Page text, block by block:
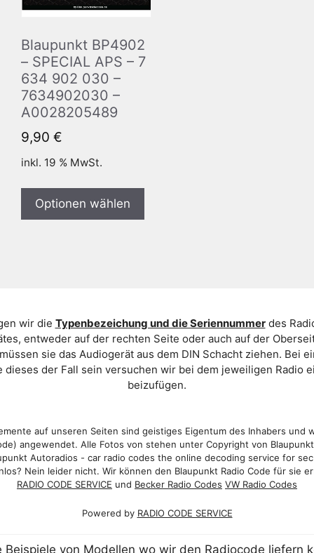
Blaupunkt BP4902
– SPECIAL APS – 7
634 902 030 –
7634902030 –
A0028205489
9,90 €
inkl. 19 % MwSt.
Optionen wählen
wir die Typenbezeichung und die Seriennummerdes
entweder auf der rechten Seite oder auch auf der
sie das Audiogerät aus dem DIN Schacht ziehen. Bei
der Fall sein versuchen wir bei dem jeweiligen Radio
beizufügen.
auf unseren Seiten sind geistiges Eigentum des Inhabers und
angewendet. Alle Fotos von stehen unter Copyright von
Autoradios - car radio codes the online decoding service for
Nein leider nicht. Wir können den Blaupunkt Radio Code für sie
RADIO CODE SERVICE und Becker Radio Codes VW Radio Codes
Powered by RADIO CODE SERVICE